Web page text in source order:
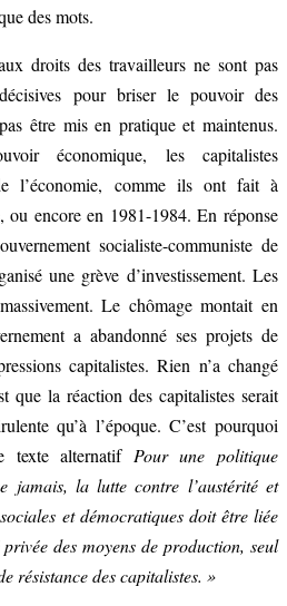
des mots.
droits des travailleurs ne sont pas
pour briser le pouvoir des
être mis en pratique et maintenus.
économique, les capitalistes
l’économie, comme ils ont fait à
ou encore en 1981-1984. En réponse
socialiste-communiste de
une grève d’investissement. Les
Le chômage montait en
a abandonné ses projets de
capitalistes. Rien n’a changé
que la réaction des capitalistes serait
qu’à l’époque. C’est pourquoi
texte alternatif Pour une politique
jamais, la lutte contre l’austérité et
et démocratiques doit être liée
des moyens de production, seul
résistance des capitalistes. »